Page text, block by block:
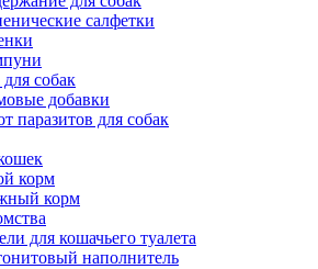
салфетки
собак
добавки
паразитов для собак
корм
корм
для кошачьего туалета
наполнитель